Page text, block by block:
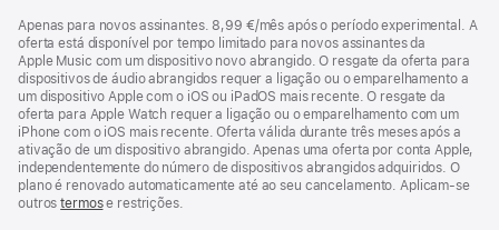
Apenas para novos assinantes. 8,99 €/mês após o período experimental. A
oferta está disponível por tempo limitado para novos assinantes da
Apple Music com um dispositivo novo abrangido. O resgate da oferta para
dispositivos de áudio abrangidos requer a ligação ou o emparelhamento a
um dispositivo Apple com o iOS ou iPadOS mais recente. O resgate da
oferta para Apple Watch requer a ligação ou o emparelhamento com um
iPhone com o iOS mais recente. Oferta válida durante três meses após a
ativação de um dispositivo abrangido. Apenas uma oferta por conta Apple,
independentemente do número de dispositivos abrangidos adquiridos. O
plano é renovado automaticamente até ao seu cancelamento. Aplicam-se
outrostermose restrições.